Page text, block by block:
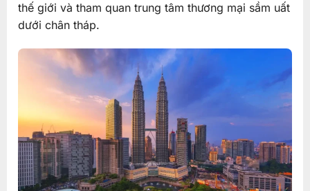
thế giới và tham quan trung tâm thương mại sầm uất
dưới chân tháp.